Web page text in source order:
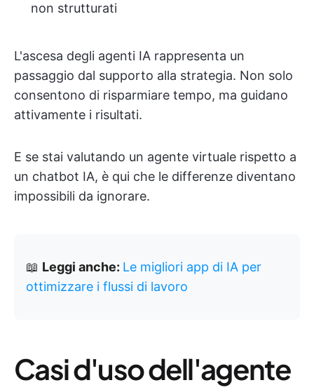
non strutturati
L'ascesa degli agenti IA rappresenta un
passaggio dal supporto alla strategia. Non solo
consentono di risparmiare tempo, ma guidano
attivamente i risultati.
E se stai valutando un agente virtuale rispetto a
un chatbot IA, è qui che le differenze diventano
impossibili da ignorare.
📖 Leggi anche: Le migliori app di IA per
ottimizzare i flussi di lavoro
Casi d'uso dell'agente